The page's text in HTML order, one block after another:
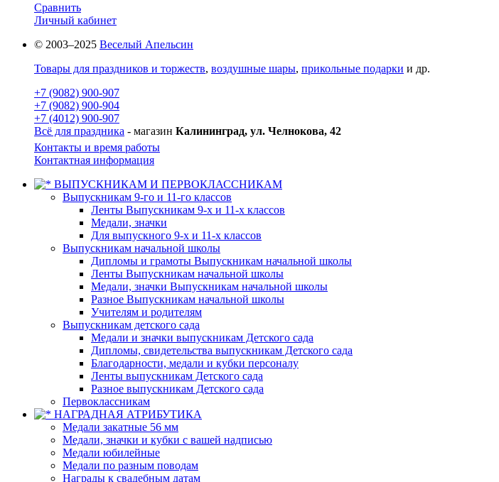
Сравнить
Личный кабинет
© 2003–2025 Веселый Апельсин
Товары для праздников и торжеств, воздушные шары, прикольные подарки и др.
+7 (9082) 900-907
+7 (9082) 900-904
+7 (4012) 900-907
Всё для праздника - магазин Калининград, ул. Челнокова, 42
Контакты и время работы
Контактная информация
ВЫПУСКНИКАМ И ПЕРВОКЛАССНИКАМ
Выпускникам 9-го и 11-го классов
Ленты Выпускникам 9-х и 11-х классов
Медали, значки
Для выпускного 9-х и 11-х классов
Выпускникам начальной школы
Дипломы и грамоты Выпускникам начальной школы
Ленты Выпускникам начальной школы
Медали, значки Выпускникам начальной школы
Разное Выпускникам начальной школы
Учителям и родителям
Выпускникам детского сада
Медали и значки выпускникам Детского сада
Дипломы, свидетельства выпускникам Детского сада
Благодарности, медали и кубки персоналу
Ленты выпускникам Детского сада
Разное выпускникам Детского сада
Первоклассникам
НАГРАДНАЯ АТРИБУТИКА
Медали закатные 56 мм
Медали, значки и кубки с вашей надписью
Медали юбилейные
Медали по разным поводам
Награды к свадебным датам